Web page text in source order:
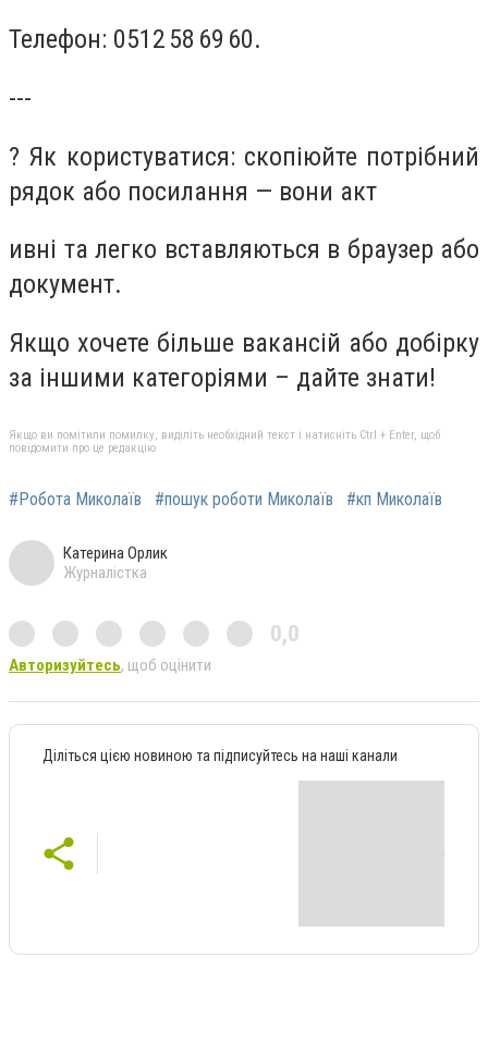
Телефон: 0512 58 69 60.
---
? Як користуватися: скопіюйте потрібний
рядок або посилання — вони акт
ивні та легко вставляються в браузер або
документ.
Якщо хочете більше вакансій або добірку
за іншими категоріями – дайте знати!
Якщо ви помітили помилку, виділіть необхідний текст і натисніть Ctrl + Enter, щоб
повідомити про це редакцію
#Робота Миколаїв #пошук роботи Миколаїв #кп Миколаїв
Катерина Орлик
Журналістка
0,0
Авторизуйтесь, щоб оцінити
Діліться цією новиною та підписуйтесь на наші канали